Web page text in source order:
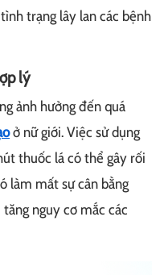
trạng lây lan các bệnh
lý
ảnh hưởng đến quá
ở nữ giới. Việc sử dụng
thuốc lá có thể gây rối
làm mất sự cân bằng
nguy cơ mắc các